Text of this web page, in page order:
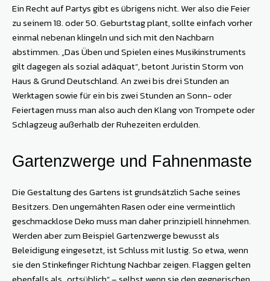
Ein Recht auf Partys gibt es übrigens nicht. Wer also die Feier
zu seinem 18. oder 50. Geburtstag plant, sollte einfach vorher
einmal nebenan klingeln und sich mit den Nachbarn
abstimmen. „Das Üben und Spielen eines Musikinstruments
gilt dagegen als sozial adäquat“, betont Juristin Storm von
Haus & Grund Deutschland. An zwei bis drei Stunden an
Werktagen sowie für ein bis zwei Stunden an Sonn- oder
Feiertagen muss man also auch den Klang von Trompete oder
Schlagzeug außerhalb der Ruhezeiten erdulden.
Gartenzwerge und ­Fahnenmaste
Die Gestaltung des Gartens ist grundsätzlich Sache seines
Besitzers. Den ungemähten Rasen oder eine vermeintlich
geschmacklose Deko muss man daher prinzipiell hinnehmen.
Werden aber zum Beispiel Gartenzwerge bewusst als
Beleidigung eingesetzt, ist Schluss mit lustig. So etwa, wenn
sie den Stinkefinger Richtung Nachbar zeigen. Flaggen gelten